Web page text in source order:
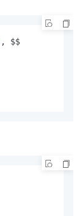
, $$